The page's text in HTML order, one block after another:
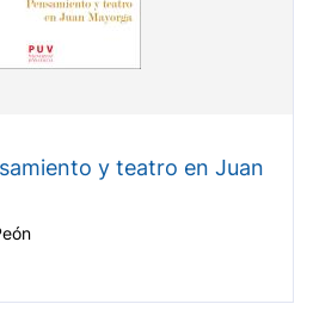
y teatro en Juan